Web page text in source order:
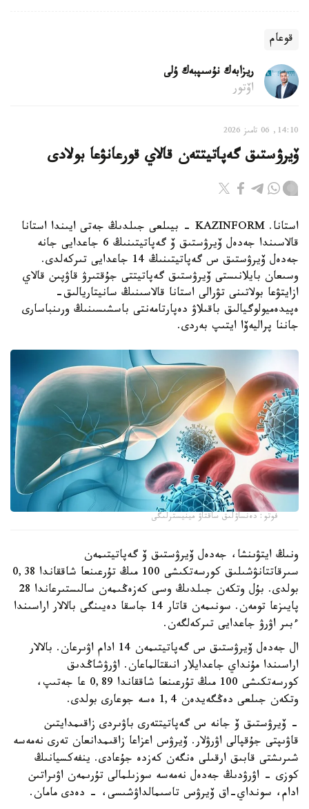
قوعام
ريزابەك نۇسىپبەك ۇلى
اۆتور
14:10, 06 تامىز 2026
ۆيرۋستىق گەپاتيتتەن قالاي قورعانۋعا بولادى
استانا. KAZINFORM - بيىلعى جىلدىڭ جەتى ايىندا استانا
قالاسىندا جەدەل ۆيرۋستىق ۆ گەپاتيتىنىڭ 6 جاعدايى جانە
جەدەل ۆيرۋستىق س گەپاتيتىنىڭ 14 جاعدايى تىركەلدى.
وسىعان بايلانىستى ۆيرۋستىق گەپاتيتتى جۇقتىرۋ قاۋپىن قالاي
ازايتۋعا بولاتىنى تۋرالى استانا قالاسىنىڭ سانيتاريالىق-
ەپيدەميولوگيالىق باقىلاۋ دەپارتامەنتى باسشىسىنىڭ ورىنباسارى
جاننا پراليەۆا ايتىپ بەردى.
فوتو: دەنساۋلىق ساقتاۋ مينيسترلىگى
ونىڭ ايتۋىنشا، جەدەل ۆيرۋستىق ۆ گەپاتيتىمەن
سىرقاتتانۋشىلىق كورسەتكىشى 100 مىڭ تۇرعىنعا شاققاندا 0,38
بولدى. بۇل وتكەن جىلدىڭ وسى كەزەڭىمەن سالىستىرعاندا 28
پايىزعا تومەن. سونىمەن قاتار 14 جاسقا دەيىنگى بالالار اراسىندا
ءبىر اۋرۋ جاعدايى تىركەلگەن.
ال جەدەل ۆيرۋستىق س گەپاتيتىمەن 14 ادام اۋىرعان. بالالار
اراسىندا مۇنداي جاعدايلار انىقتالماعان. اۋرۋشاڭدىق
كورسەتكىشى 100 مىڭ تۇرعىنعا شاققاندا 0,89 عا جەتىپ،
وتكەن جىلعى دەڭگەيدەن 1,4 ەسە جوعارى بولدى.
- ۆيرۋستىق ۆ جانە س گەپاتيتتەرى باۋىردى زاقىمدايتىن
قاۋىپتى جۇقپالى اۋرۋلار. ۆيرۋس اعزاعا زاقىمدانعان تەرى نەمەسە
شىرىشتى قابىق ارقىلى ەنگەن كەزدە جۇعادى. ينفەكسيانىڭ
كوزى - اۋرۋدىڭ جەدەل نەمەسە سوزىلمالى تۇرىمەن اۋىراتىن
ادام، سونداي-اق ۆيرۋس تاسىمالداۋشىسى، - دەدى مامان.